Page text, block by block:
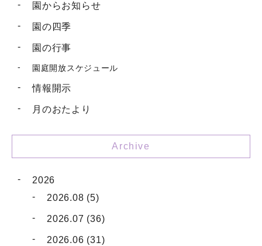
園からお知らせ
園の四季
園の行事
園庭開放スケジュール
情報開示
月のおたより
Archive
2026
2026.08 (5)
2026.07 (36)
2026.06 (31)